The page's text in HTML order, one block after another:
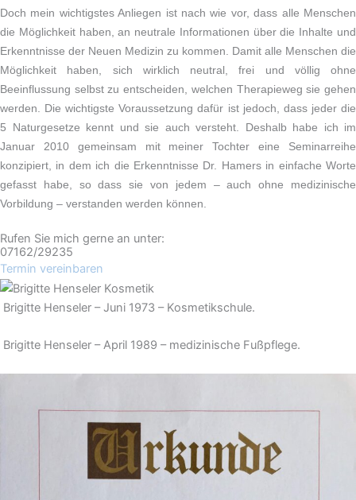
Doch mein wichtigstes Anliegen ist nach wie vor, dass alle Menschen
die Möglichkeit haben, an neutrale Informationen über die Inhalte und
Erkenntnisse der Neuen Medizin zu kommen. Damit alle Menschen die
Möglichkeit haben, sich wirklich neutral, frei und völlig ohne
Beeinflussung selbst zu entscheiden, welchen Therapieweg sie gehen
werden. Die wichtigste Voraussetzung dafür ist jedoch, dass jeder die
5 Naturgesetze kennt und sie auch versteht. Deshalb habe ich im
Januar 2010 gemeinsam mit meiner Tochter eine Seminarreihe
konzipiert, in dem ich die Erkenntnisse Dr. Hamers in einfache Worte
gefasst habe, so dass sie von jedem – auch ohne medizinische
Vorbildung – verstanden werden können.
Rufen Sie mich gerne an unter:
07162/29235
Termin vereinbaren
Brigitte Henseler – Juni 1973 – Kosmetikschule.
Brigitte Henseler – April 1989 – medizinische Fußpflege.